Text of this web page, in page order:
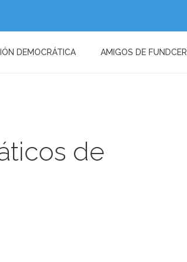
DEMOCRÁTICA AMIGOS DE FUNDCERI
de